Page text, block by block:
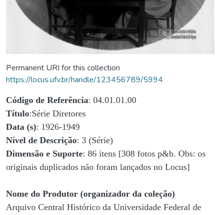
Permanent URI for this collection
https://locus.ufv.br/handle/123456789/5994
Código de Referência: 04.01.01.00
Título:Série Diretores
Data (s): 1926-1949
Nível de Descrição: 3 (Série)
Dimensão e Suporte: 86 itens [308 fotos p&b. Obs: os
originais duplicados não foram lançados no Locus]
Nome do Produtor (organizador da coleção)
Arquivo Central Histórico da Universidade Federal de